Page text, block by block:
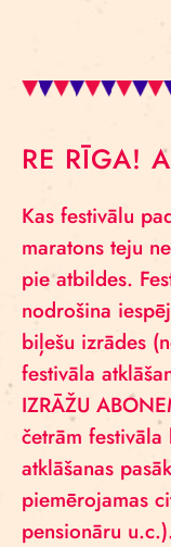
RE RĪGA!
Kas festivālu
maratons teju
pie atbildes.
nodrošina
biļešu izrādes
festivāla
IZRĀŽU
četrām
atklāšanas
piemērojamas
pensionāru